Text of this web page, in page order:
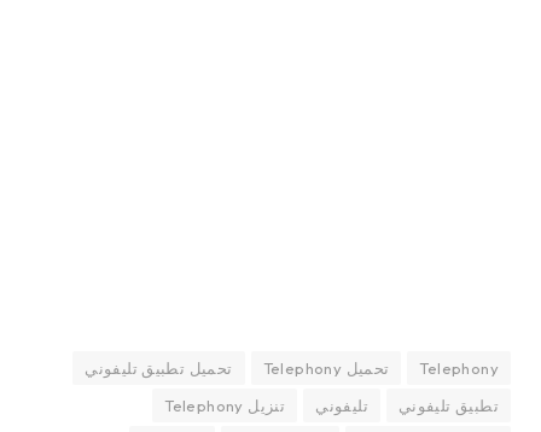
Telephony تحميل Telephony
تحميل تطبيق تليفوني
تطبيق تليفوني
تليفوني
تنزيل Telephony